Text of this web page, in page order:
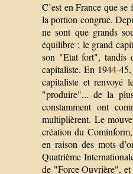
C’est en France que
la portion congrue.
ne sont que grands
équilibre ; le grand
son "Etat fort", tandis
capitaliste. En 1944-
capitaliste et renvoyé
"produire"... de la
constamment ont
multiplièrent. Le
création du
en raison des mots
Quatrième
de "Force Ouvrière", et